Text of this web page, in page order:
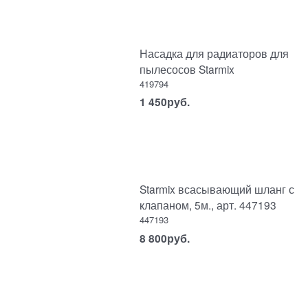
Насадка для радиаторов для
пылесосов Starmix
419794
1 450руб.
Starmix всасывающий шланг с
клапаном, 5м., арт. 447193
447193
8 800руб.